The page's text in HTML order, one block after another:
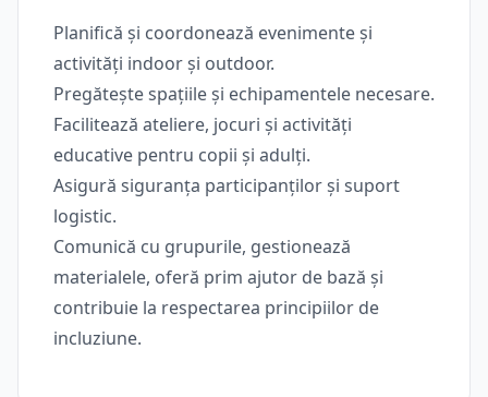
Planifică și coordonează evenimente și
activități indoor şi outdoor.
Pregătește spațiile și echipamentele necesare.
Facilitează ateliere, jocuri și activități
educative pentru copii și adulți.
Asigură siguranța participanților și suport
logistic.
Comunică cu grupurile, gestionează
materialele, oferă prim ajutor de bază și
contribuie la respectarea principiilor de
incluziune.